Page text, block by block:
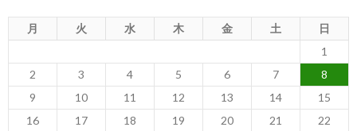
月 火 水 木 金 土
日
1
2
3 4 5 6 7
8
9
10 11 12 13 14
15
16
17 18 19 20 21
22